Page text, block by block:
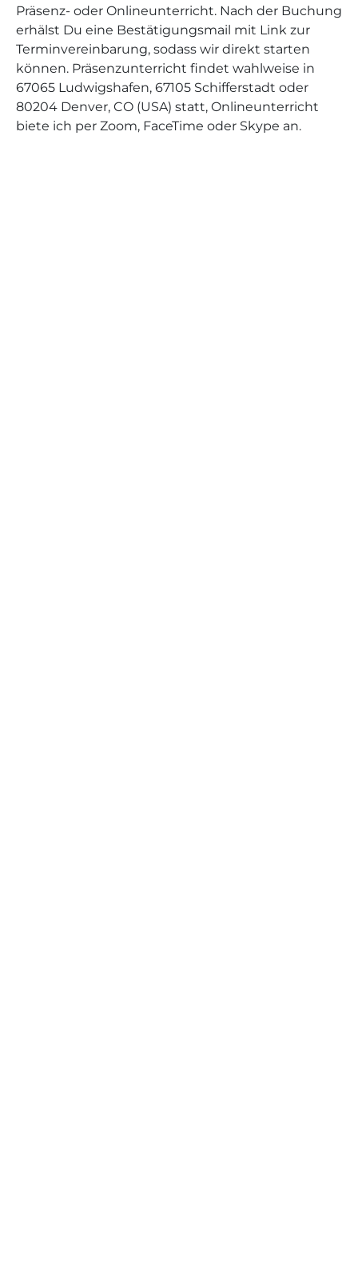
Präsenz- oder Onlineunterricht. Nach der Buchung
erhälst Du eine Bestätigungsmail mit Link zur
Terminvereinbarung, sodass wir direkt starten
können. Präsenzunterricht findet wahlweise in
67065 Ludwigshafen, 67105 Schifferstadt oder
80204 Denver, CO (USA) statt, Onlineunterricht
biete ich per Zoom, FaceTime oder Skype an.